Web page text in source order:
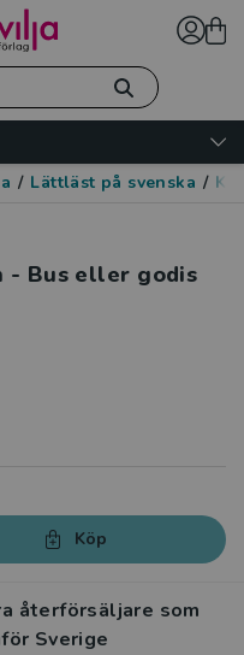
/ Lättläst på svenska /
- Bus eller godis
Köp
återförsäljare som
Sverige